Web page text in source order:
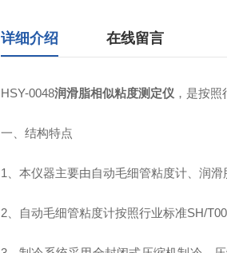
详细介绍 在线留言
HSY-0048润滑脂相似粘度测定仪 ，是按
一、结构特点
1、本仪器主要由自动毛细管粘度计、润
2、自动毛细管粘度计按照行业标准SH/